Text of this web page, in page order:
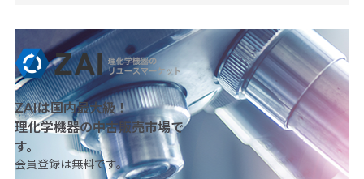
ZAIは国内最大級！
理化学機器の中古販売市場で
す。
会員登録は無料です。